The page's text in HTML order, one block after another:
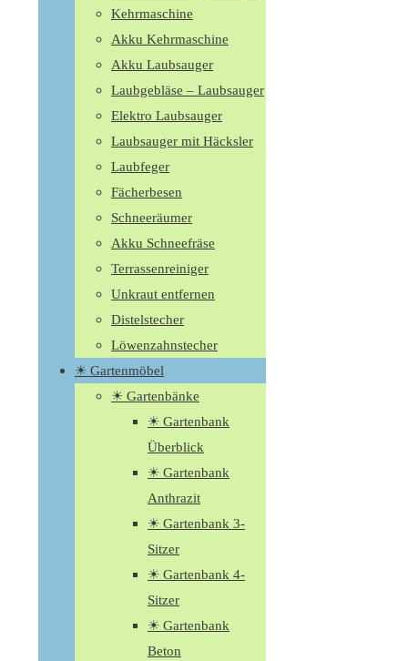
Kehrmaschine
Akku Kehrmaschine
Akku Laubsauger
Laubgebläse – Laubsauger
Elektro Laubsauger
Laubsauger mit Häcksler
Laubfeger
Fächerbesen
Schneeräumer
Akku Schneefräse
Terrassenreiniger
Unkraut entfernen
Distelstecher
Löwenzahnstecher
☀ Gartenmöbel
☀ Gartenbänke
☀ Gartenbank
Überblick
☀ Gartenbank
Anthrazit
☀ Gartenbank 3-
Sitzer
☀ Gartenbank 4-
Sitzer
☀ Gartenbank
Beton